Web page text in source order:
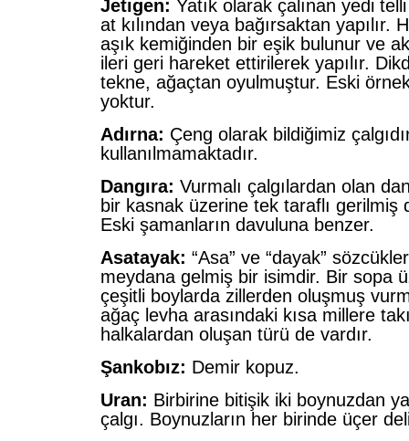
Jetigen: Yatık olarak çalınan yedi
at kılından veya bağırsaktan yapılır.
aşık kemiğinden bir eşik bulunur ve
ileri geri hareket ettirilerek yapılır.
tekne, ağaçtan oyulmuştur. Eski
yoktur.
Adırna: Çeng olarak bildiğimiz
kullanılmamaktadır.
Dangıra: Vurmalı çalgılardan olan
bir kasnak üzerine tek taraflı gerilmiş
Eski şamanların davuluna benzer.
Asatayak: “Asa” ve “dayak”
meydana gelmiş bir isimdir. Bir sopa
çeşitli boylarda zillerden oluşmuş
ağaç levha arasındaki kısa millere
halkalardan oluşan türü de vardır.
Şankobız: Demir kopuz.
Uran: Birbirine bitişik iki boynuzdan
çalgı. Boynuzların her birinde üçer